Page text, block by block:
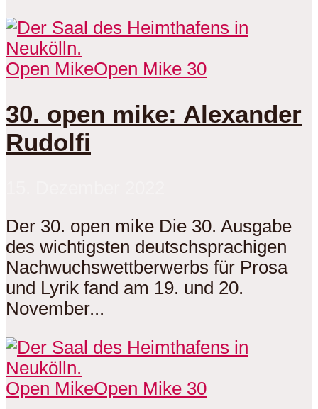
Open MikeOpen Mike 30
30. open mike: Alexander
Rudolfi
Der 30. open mike Die 30. Ausgabe
des wichtigsten deutschsprachigen
Nachwuchswettberwerbs für Prosa
und Lyrik fand am 19. und 20.
November...
Open MikeOpen Mike 30